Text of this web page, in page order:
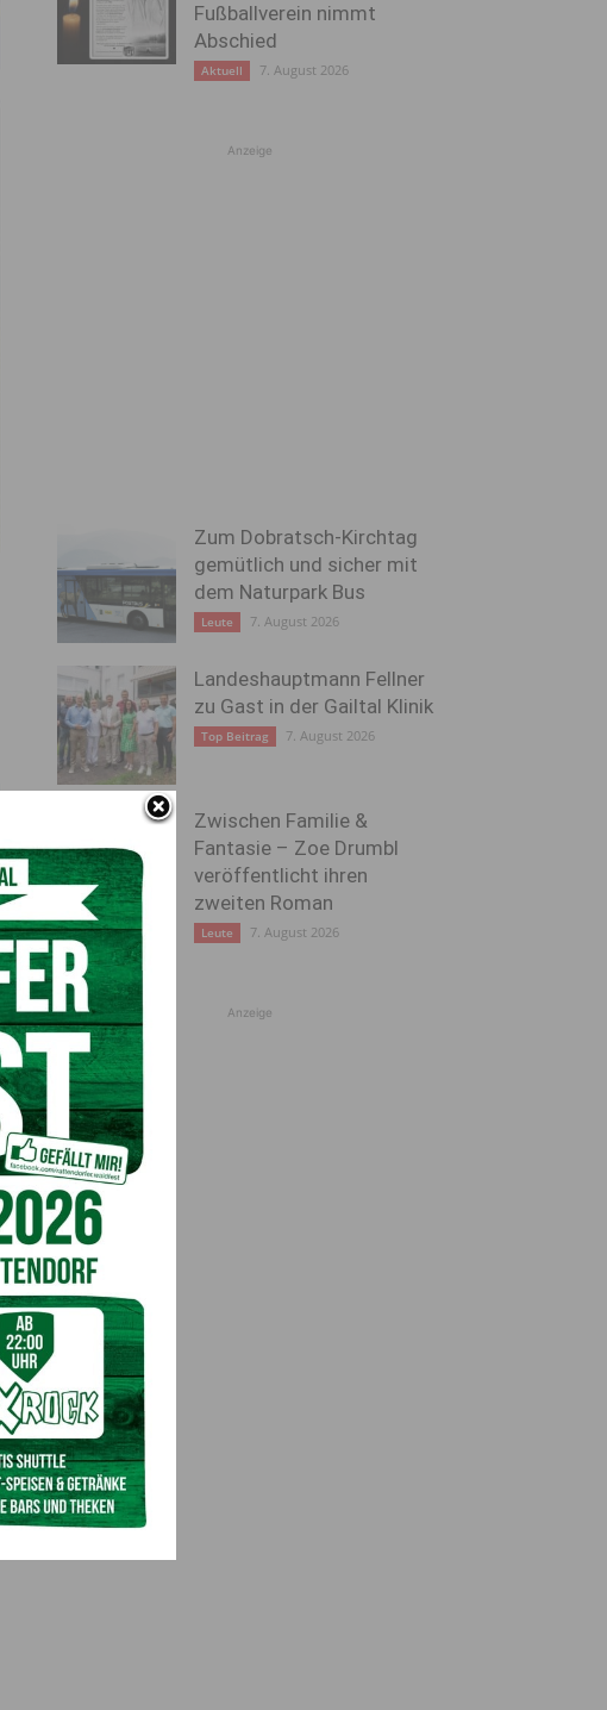
Fußballverein nimmt
Abschied
Aktuell 7. August 2026
Anzeige
Zum Dobratsch-Kirchtag
gemütlich und sicher mit
dem Naturpark Bus
Leute 7. August 2026
Landeshauptmann Fellner
zu Gast in der Gailtal Klinik
Top Beitrag 7. August 2026
Zwischen Familie &
Fantasie – Zoe Drumbl
veröffentlicht ihren
zweiten Roman
Leute 7. August 2026
Anzeige